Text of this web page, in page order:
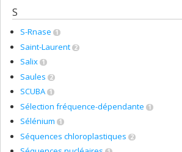
S
S-Rnase 1
Saint-Laurent 2
Salix 1
Saules 2
SCUBA 1
Sélection fréquence-dépendante 1
Sélénium 1
Séquences chloroplastiques 2